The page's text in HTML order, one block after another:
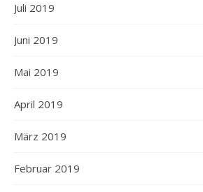
Juli 2019
Juni 2019
Mai 2019
April 2019
März 2019
Februar 2019